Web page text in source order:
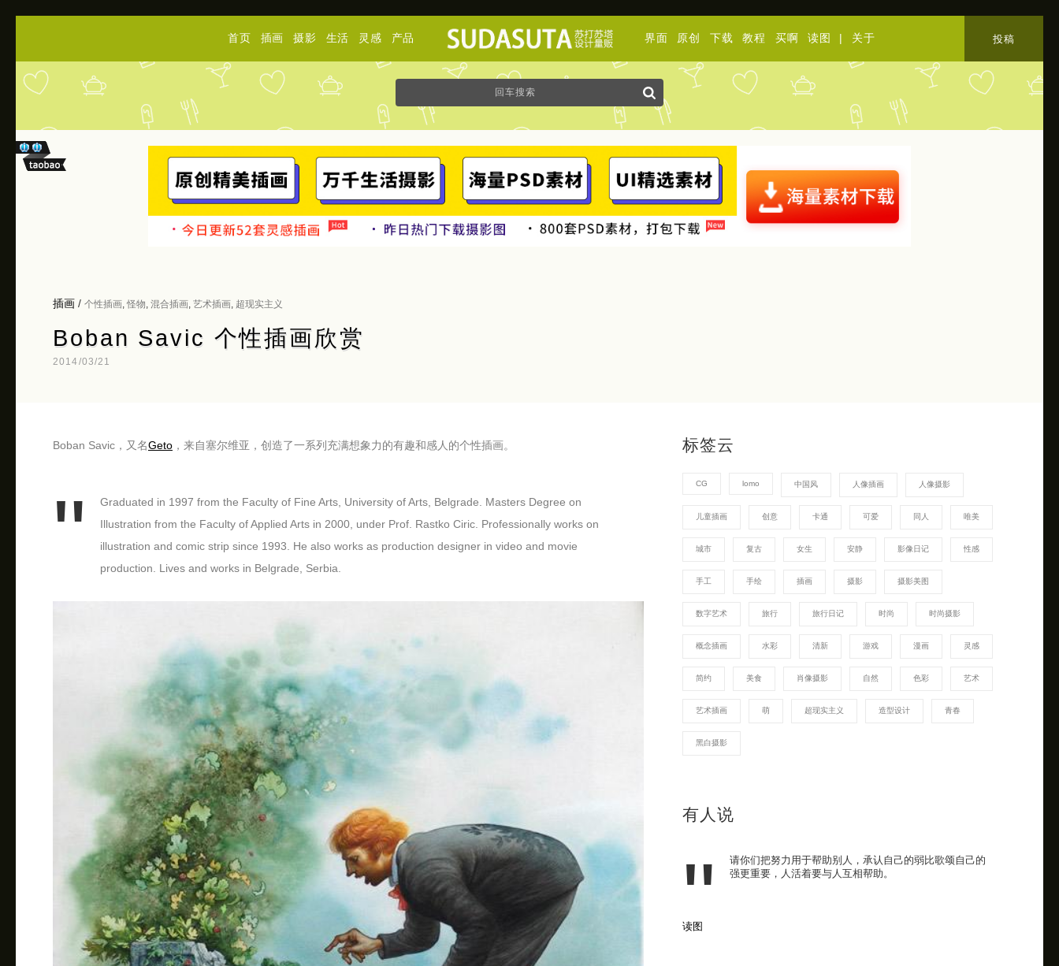
首页 插画 摄影 生活 灵感 产品 界面 原创 下载 教程 买啊 读图 | 关于 投稿
插画 / 个性插画 怪物 混合插画 艺术插画 超现实主义
Boban Savic 个性插画欣赏
2014/03/21
Boban Savic，又名Geto ，来自塞尔维亚，创造了一系列充满想象力的有趣和感人的个性插画。
Graduated in 1997 from the Faculty of Fine Arts, University of Arts, Belgrade. Masters Degree on
Illustration from the Faculty of Applied Arts in 2000, under Prof. Rastko Ciric. Professionally works on
illustration and comic strip since 1993. He also works as production designer in video and movie
production. Lives and works in Belgrade, Serbia.
标签云
CG lomo 中国风 人像插画 人像摄影
儿童插画 创意 卡通 可爱 同人 唯美
城市 复古 女生 安静 影像日记 性感
手工 手绘 插画 摄影 摄影美图
数字艺术 旅行 旅行日记 时尚 时尚摄影
概念插画 水彩 清新 游戏 漫画 灵感
简约 美食 肖像摄影 自然 色彩 艺术
艺术插画 萌 超现实主义 造型设计 青春
黑白摄影
有人说
请你们把努力用于帮助别人，承认自己的弱比歌颂自己的
强更重要，人活着要与人互相帮助。
读图